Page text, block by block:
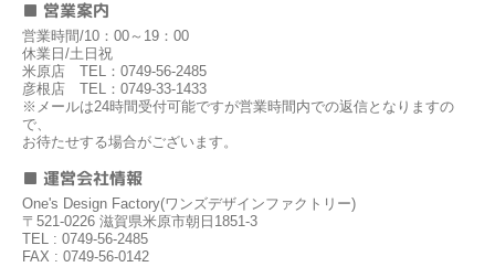
■ 営業案内
営業時間/10：00～19：00
休業日/土日祝
米原店 TEL：0749-56-2485
彦根店 TEL：0749-33-1433
※メールは24時間受付可能ですが営業時間内での返信となりますの
で、
お待たせする場合がございます。
■ 運営会社情報
One's Design Factory(ワンズデザインファクトリー)
〒521-0226 滋賀県米原市朝日1851-3
TEL : 0749-56-2485
FAX : 0749-56-0142